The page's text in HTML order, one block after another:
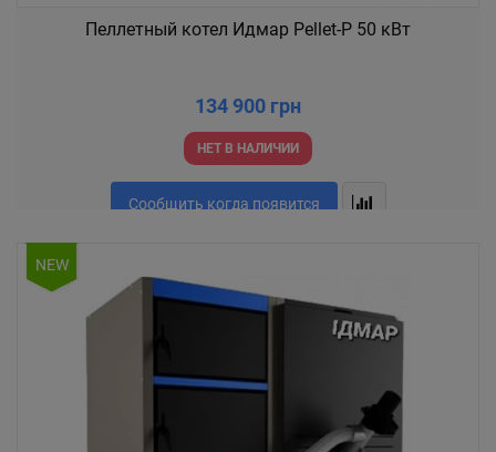
Пеллетный котел Идмар Pellet-P 50 кВт
134 900 грн
НЕТ В НАЛИЧИИ
Сообщить когда появится
NEW